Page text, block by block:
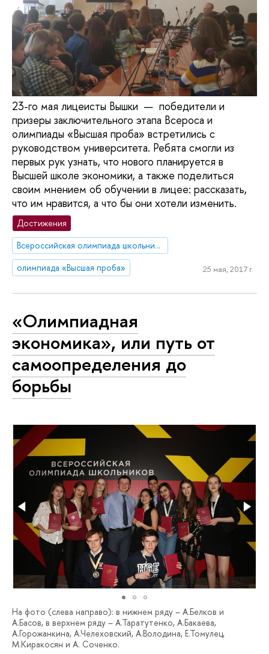
23-го мая лицеисты Вышки — победители и
призеры заключительного этапа Всероса и
олимпиады «Высшая проба» встретились с
руководством университета. Ребята смогли из
первых рук узнать, что нового планируется в
Высшей школе экономики, а также поделиться
своим мнением об обучении в лицее: рассказать,
что им нравится, а что бы они хотели изменить.
Достижения
Всероссийская олимпиада школьников
олимпиада «Высшая проба»
25 мая, 2017 г.
«Олимпиадная
экономика», или путь от
самоопределения до
борьбы
На фото (слева направо): в нижнем ряду – А.Белков и
А.Басов, в верхнем ряду – А.Таратутенко, А.Бакаева,
А.Горожанкина, А.Челеховский, А.Володина, Е.Томулец,
М.Киракосян и А. Соченко.